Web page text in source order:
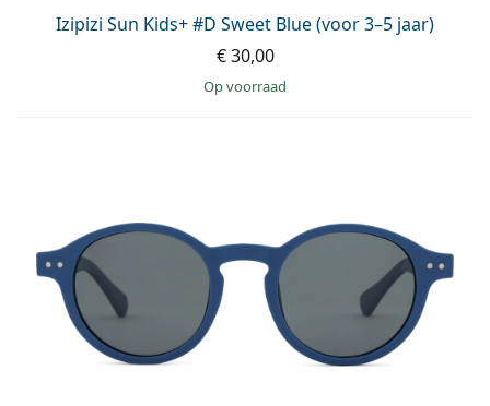
Izipizi Sun Kids+ #D Sweet Blue (voor 3–5 jaar)
€ 30,00
op voorraad